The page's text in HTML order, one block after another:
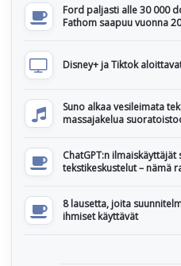
Ford paljasti alle 30 000
Fathom saapuu vuonna
Disney+ ja Tiktok
Suno alkaa vesileimata
massajakelua
ChatGPT:n
tekstikeskustelut – nämä
8 lausetta, joita
ihmiset käyttävät